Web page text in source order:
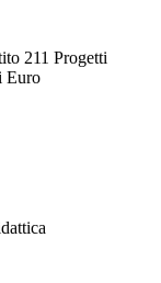
211 Progetti
Euro